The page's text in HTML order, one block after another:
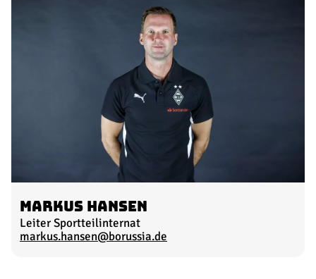
Markus Hansen
Leiter Sportteilinternat
markus.hansen@borussia.de